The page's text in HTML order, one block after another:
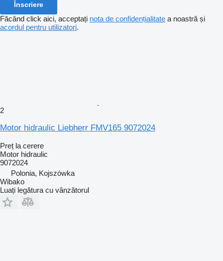
Înscriere
Făcând click aici, acceptați nota de confidențialitate a noastră și
acordul pentru utilizatori.
2
Motor hidraulic Liebherr FMV165 9072024
Preț la cerere
Motor hidraulic
9072024
Polonia, Kojszówka
Wibako
Luați legătura cu vânzătorul